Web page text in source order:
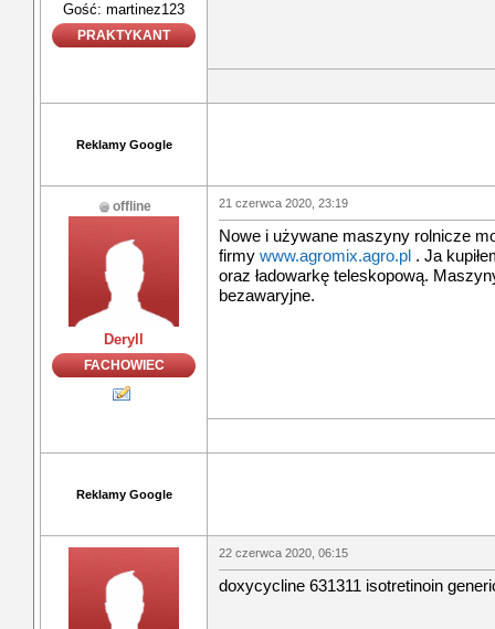
Gość: martinez123
PRAKTYKANT
Reklamy Google
offline
Deryll
FACHOWIEC
21 czerwca 2020, 23:19
Nowe i używane maszyny rolnicze
firmy www.agromix.agro.pl . Ja
oraz ładowarkę teleskopową.
bezawaryjne.
Reklamy Google
22 czerwca 2020, 06:15
doxycycline 631311 isotretinoin